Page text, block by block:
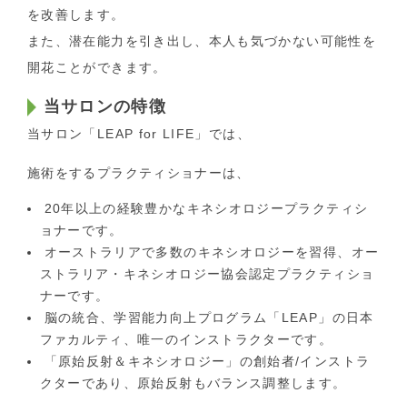
を改善します。
また、潜在能力を引き出し、本人も気づかない可能性を
開花ことができます。
当サロンの特徴
当サロン「LEAP for LIFE」では、
施術をするプラクティショナーは、
20年以上の経験豊かなキネシオロジープラクティシ
ョナーです。
オーストラリアで多数のキネシオロジーを習得、オー
ストラリア・キネシオロジー協会認定プラクティショ
ナーです。
脳の統合、学習能力向上プログラム「LEAP」の日本
ファカルティ、唯一のインストラクターです。
「原始反射＆キネシオロジー」の創始者/インストラ
クターであり、原始反射もバランス調整します。